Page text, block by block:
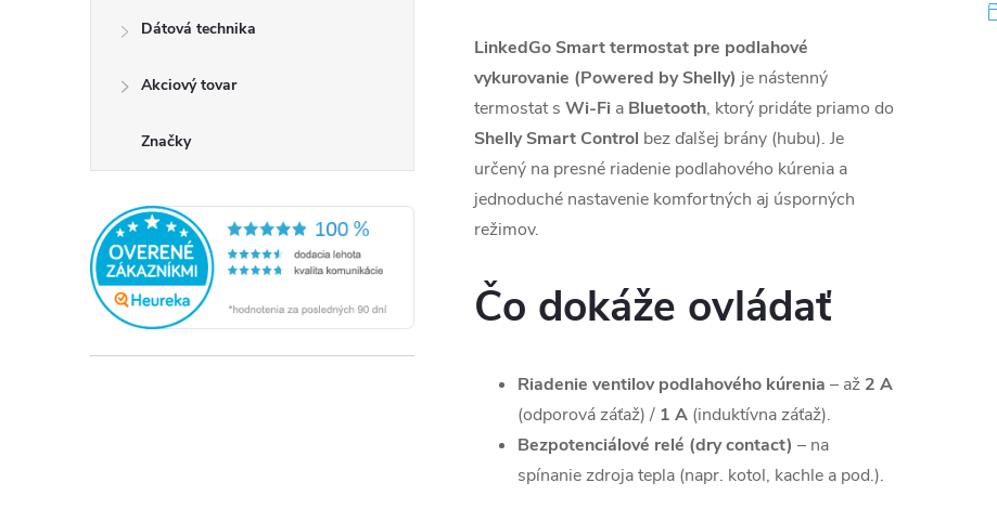
Dátová technika
Akciový tovar
Značky
LinkedGo Smart termostat pre podlahové
vykurovanie (Powered by Shelly) je nástenný
termostat s Wi-Fi a Bluetooth, ktorý pridáte priamo do
Shelly Smart Control bez ďalšej brány (hubu). Je
určený na presné riadenie podlahového kúrenia a
jednoduché nastavenie komfortných aj úsporných
režimov.
Čo dokáže ovládať
Riadenie ventilov podlahového kúrenia – až 2 A
(odporová záťaž) / 1 A (induktívna záťaž).
Bezpotenciálové relé (dry contact) – na
spínanie zdroja tepla (napr. kotol, kachle a pod.).